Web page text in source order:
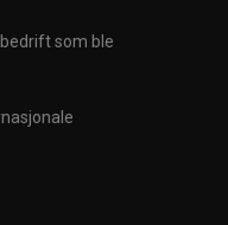
som ble